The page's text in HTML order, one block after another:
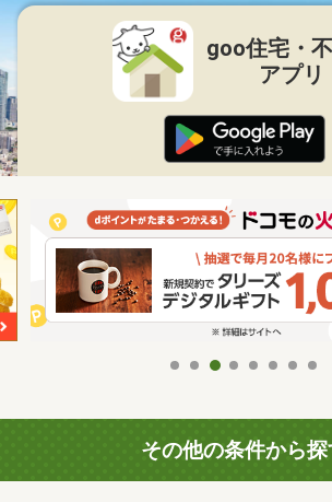
goo住宅・
アプリ
その他の条件から